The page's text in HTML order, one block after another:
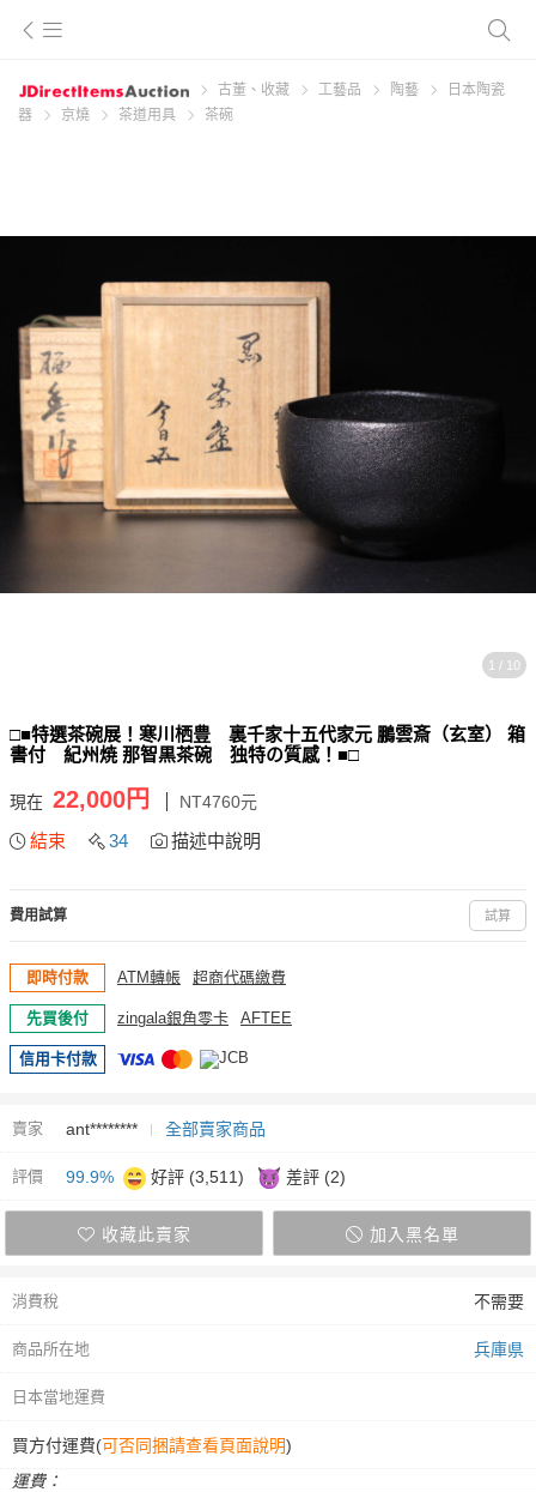
古董、收藏 工藝品 陶藝
日本陶瓷
器
京燒 茶道用具 茶碗
1 / 10
□■特選茶碗展！寒川栖豊 裏千家十五代家元 鵬雲斎（玄室） 箱
書付 紀州焼 那智黒茶碗 独特の質感！■□
現在 22,000円 NT4760元
結束 34 描述中說明
費用試算 試算
即時付款 ATM轉帳 超商代碼繳費
先買後付 zingala銀角零卡 AFTEE
信用卡付款
賣家 ant******** 全部賣家商品
評價 99.9% 好評 (3,511) 差評 (2)
收藏此賣家 加入黑名單
消費稅 不需要
商品所在地 兵庫県
日本當地運費
買方付運費(可否同捆請查看頁面說明)
運費：